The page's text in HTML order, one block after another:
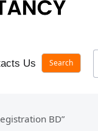
Us Career
BD”